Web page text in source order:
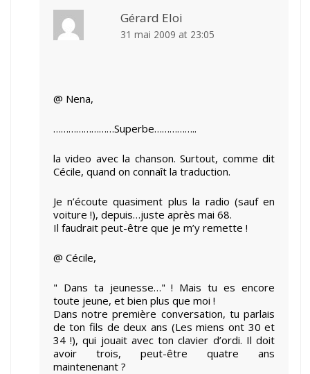
Gérard Eloi
31 mai 2009 at 23:05
@ Nena,
……………………Superbe……………..
la video avec la chanson. Surtout, comme dit
Cécile, quand on connaît la traduction.
Je n’écoute quasiment plus la radio (sauf en
voiture !), depuis…juste après mai 68.
Il faudrait peut-être que je m’y remette !
@ Cécile,
" Dans ta jeunesse…" ! Mais tu es encore
toute jeune, et bien plus que moi !
Dans notre première conversation, tu parlais
de ton fils de deux ans (Les miens ont 30 et
34 !), qui jouait avec ton clavier d’ordi. Il doit
avoir trois, peut-être quatre ans
maintenenant ?